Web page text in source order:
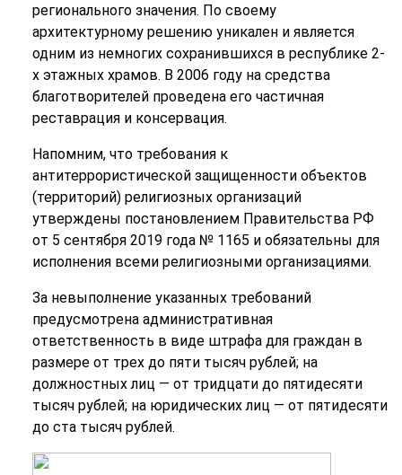
регионального значения. По своему
архитектурному решению уникален и является
одним из немногих сохранившихся в республике 2-
х этажных храмов. В 2006 году на средства
благотворителей проведена его частичная
реставрация и консервация.
Напомним, что требования к
антитеррористической защищенности объектов
(территорий) религиозных организаций
утверждены постановлением Правительства РФ
от 5 сентября 2019 года № 1165 и обязательны для
исполнения всеми религиозными организациями.
За невыполнение указанных требований
предусмотрена административная
ответственность в виде штрафа для граждан в
размере от трех до пяти тысяч рублей; на
должностных лиц — от тридцати до пятидесяти
тысяч рублей; на юридических лиц — от пятидесяти
до ста тысяч рублей.